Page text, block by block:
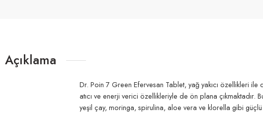
Açıklama
Dr. Poin 7 Green Efervesan Tablet, yağ yakıcı özellikleri
atıcı ve enerji verici özellikleriyle de ön plana çıkmaktadır.
yeşil çay, moringa, spirulina, aloe vera ve klorella gibi güçlü